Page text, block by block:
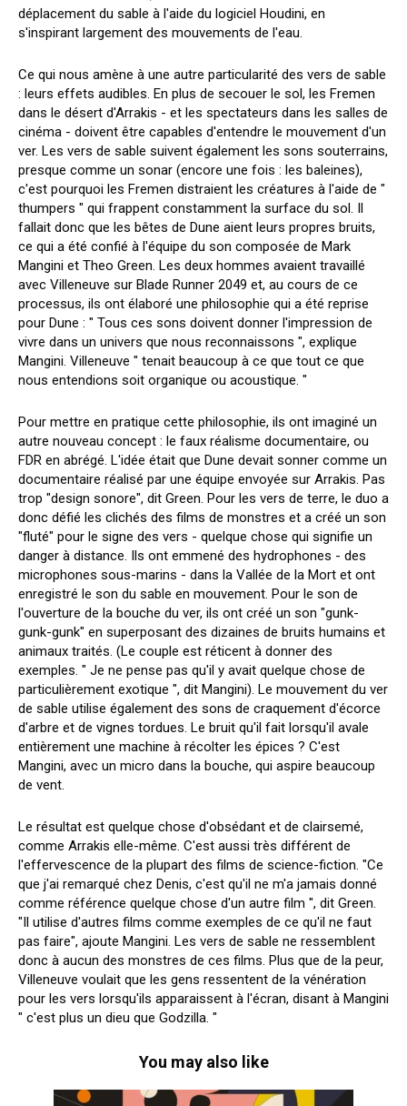
déplacement du sable à l'aide du logiciel Houdini, en
s'inspirant largement des mouvements de l'eau.
Ce qui nous amène à une autre particularité des vers de sable
: leurs effets audibles. En plus de secouer le sol, les Fremen
dans le désert d'Arrakis - et les spectateurs dans les salles de
cinéma - doivent être capables d'entendre le mouvement d'un
ver. Les vers de sable suivent également les sons souterrains,
presque comme un sonar (encore une fois : les baleines),
c'est pourquoi les Fremen distraient les créatures à l'aide de "
thumpers " qui frappent constamment la surface du sol. Il
fallait donc que les bêtes de Dune aient leurs propres bruits,
ce qui a été confié à l'équipe du son composée de Mark
Mangini et Theo Green. Les deux hommes avaient travaillé
avec Villeneuve sur Blade Runner 2049 et, au cours de ce
processus, ils ont élaboré une philosophie qui a été reprise
pour Dune : " Tous ces sons doivent donner l'impression de
vivre dans un univers que nous reconnaissons ", explique
Mangini. Villeneuve " tenait beaucoup à ce que tout ce que
nous entendions soit organique ou acoustique. "
Pour mettre en pratique cette philosophie, ils ont imaginé un
autre nouveau concept : le faux réalisme documentaire, ou
FDR en abrégé. L'idée était que Dune devait sonner comme un
documentaire réalisé par une équipe envoyée sur Arrakis. Pas
trop "design sonore", dit Green. Pour les vers de terre, le duo a
donc défié les clichés des films de monstres et a créé un son
"fluté" pour le signe des vers - quelque chose qui signifie un
danger à distance. Ils ont emmené des hydrophones - des
microphones sous-marins - dans la Vallée de la Mort et ont
enregistré le son du sable en mouvement. Pour le son de
l'ouverture de la bouche du ver, ils ont créé un son "gunk-
gunk-gunk" en superposant des dizaines de bruits humains et
animaux traités. (Le couple est réticent à donner des
exemples. " Je ne pense pas qu'il y avait quelque chose de
particulièrement exotique ", dit Mangini). Le mouvement du ver
de sable utilise également des sons de craquement d'écorce
d'arbre et de vignes tordues. Le bruit qu'il fait lorsqu'il avale
entièrement une machine à récolter les épices ? C'est
Mangini, avec un micro dans la bouche, qui aspire beaucoup
de vent.
Le résultat est quelque chose d'obsédant et de clairsemé,
comme Arrakis elle-même. C'est aussi très différent de
l'effervescence de la plupart des films de science-fiction. "Ce
que j'ai remarqué chez Denis, c'est qu'il ne m'a jamais donné
comme référence quelque chose d'un autre film ", dit Green.
"Il utilise d'autres films comme exemples de ce qu'il ne faut
pas faire", ajoute Mangini. Les vers de sable ne ressemblent
donc à aucun des monstres de ces films. Plus que de la peur,
Villeneuve voulait que les gens ressentent de la vénération
pour les vers lorsqu'ils apparaissent à l'écran, disant à Mangini
" c'est plus un dieu que Godzilla. "
You may also like